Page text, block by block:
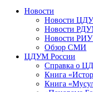
Новости
Новости
Новости
Новости
Обзор СМИ
ЦДУМ России
Справка о
Книга
Книга